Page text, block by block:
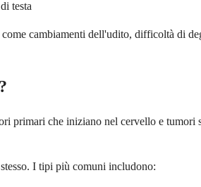
testa
cambiamenti dell'udito, difficoltà di
primari che iniziano nel cervello e
I tipi più comuni includono: